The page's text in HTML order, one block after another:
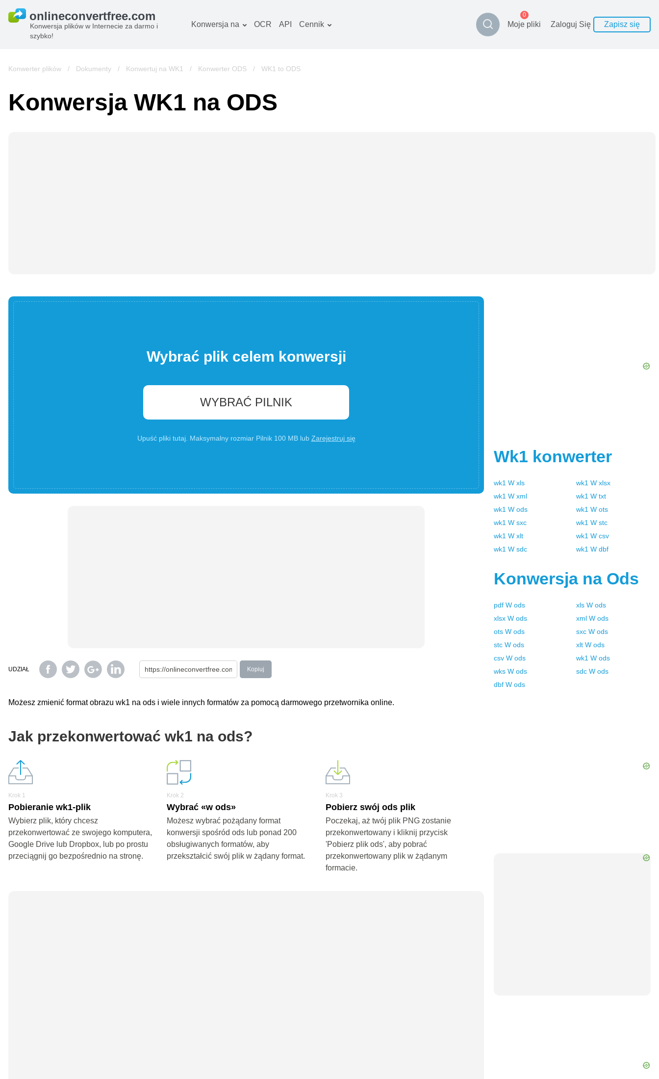
Konwersja plików w Internecie za darmo i
szybko!
Konwersja na
Obraz konwerter
Books konwerter
OCR API Cennik Moje pliki
0
Zaloguj Się Zapisz się
Konwerter plików / Dokumenty / Konwertuj na WK1 / Konwerter ODS / WK1 to ODS
Konwersja WK1 na ODS
Wybrać plik celem konwersji
WYBRAĆ PILNIK
Upuść pliki tutaj. Maksymalny rozmiar Pilnik 100 MB lub Zarejestruj się
UDZIAŁ Kopiuj
Możesz zmienić format obrazu wk1 na ods i wiele innych formatów za pomocą darmowego przetwornika online.
Jak przekonwertować wk1 na ods?
Krok 1
Pobieranie wk1-plik
Wybierz plik, który chcesz
przekonwertować ze swojego komputera,
Google Drive lub Dropbox, lub po prostu
przeciągnij go bezpośrednio na stronę.
Krok 2
Wybrać «w ods»
Możesz wybrać pożądany format
konwersji spośród ods lub ponad 200
obsługiwanych formatów, aby
przekształcić swój plik w żądany format.
Krok 3
Pobierz swój ods plik
Poczekaj, aż twój plik PNG zostanie
przekonwertowany i kliknij przycisk
'Pobierz plik ods', aby pobrać
przekonwertowany plik w żądanym
formacie.
Wk1 konwerter
wk1 W xls wk1 W xlsx
wk1 W xml wk1 W txt
wk1 W ods wk1 W ots
wk1 W sxc wk1 W stc
wk1 W xlt wk1 W csv
wk1 W sdc wk1 W dbf
Konwersja na Ods
pdf W ods xls W ods
xlsx W ods xml W ods
ots W ods sxc W ods
stc W ods xlt W ods
csv W ods wk1 W ods
wks W ods sdc W ods
dbf W ods